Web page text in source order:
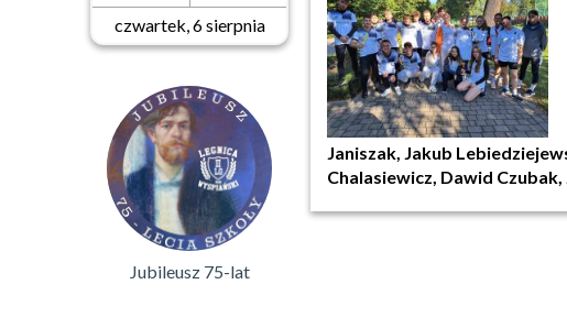
czwartek, 6 sierpnia
Jubileusz 75-lat
Janiszak, Jakub
Chalasiewicz, Dawid